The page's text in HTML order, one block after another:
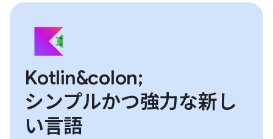
Kotlin&colon;
シンプルかつ強力な新し
い言語